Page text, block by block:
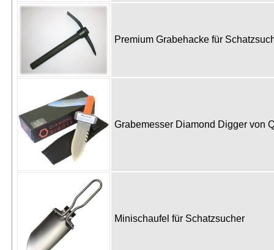
Premium Grabehacke für
Grabemesser Diamond Digger von
Minischaufel für Schatzsucher